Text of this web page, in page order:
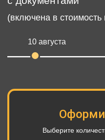
(включена в
10 августа
Выберите